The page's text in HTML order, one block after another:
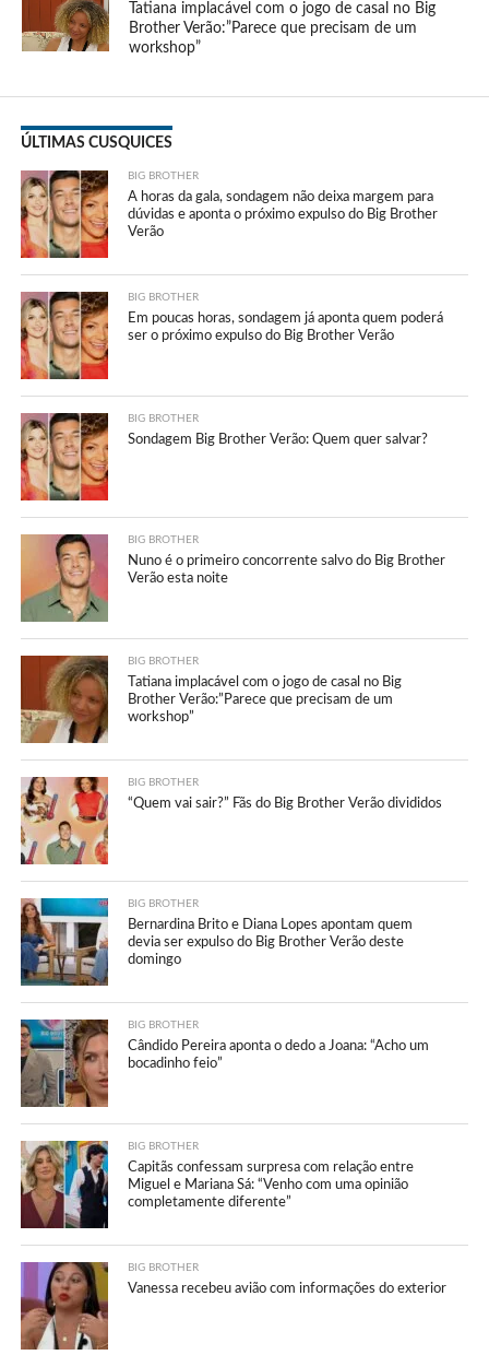
Tatiana implacável com o jogo de casal no Big
Brother Verão:”Parece que precisam de um
workshop”
ÚLTIMAS CUSQUICES
BIG BROTHER
A horas da gala, sondagem não deixa margem para
dúvidas e aponta o próximo expulso do Big Brother
Verão
BIG BROTHER
Em poucas horas, sondagem já aponta quem poderá
ser o próximo expulso do Big Brother Verão
BIG BROTHER
Sondagem Big Brother Verão: Quem quer salvar?
BIG BROTHER
Nuno é o primeiro concorrente salvo do Big Brother
Verão esta noite
BIG BROTHER
Tatiana implacável com o jogo de casal no Big
Brother Verão:”Parece que precisam de um
workshop”
BIG BROTHER
“Quem vai sair?” Fãs do Big Brother Verão divididos
BIG BROTHER
Bernardina Brito e Diana Lopes apontam quem
devia ser expulso do Big Brother Verão deste
domingo
BIG BROTHER
Cândido Pereira aponta o dedo a Joana: “Acho um
bocadinho feio”
BIG BROTHER
Capitãs confessam surpresa com relação entre
Miguel e Mariana Sá: “Venho com uma opinião
completamente diferente”
BIG BROTHER
Vanessa recebeu avião com informações do exterior